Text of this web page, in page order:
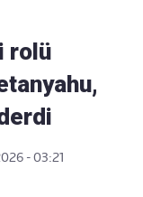
rolü
- 03:21